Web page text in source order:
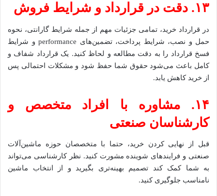
۱۳. دقت در قرارداد و شرایط فروش
در قرارداد خرید، تمامی جزئیات مهم از جمله شرایط گارانتی، نحوه
حمل و نصب، شرایط پرداخت، تضمین‌های performance و شرایط
فسخ قرارداد را به دقت مطالعه و لحاظ کنید. یک قرارداد شفاف و
کامل باعث می‌شود حقوق شما حفظ شود و مشکلات احتمالی پس
از خرید کاهش یابد.
۱۴. مشاوره با افراد متخصص و
کارشناسان صنعتی
قبل از نهایی کردن خرید، حتما با متخصصان حوزه ماشین‌آلات
صنعتی و فرایندهای شوینده مشورت کنید. نظر کارشناسی می‌تواند
به شما کمک کند تصمیم بهینه‌تری بگیرید و از انتخاب ماشین
نامناسب جلوگیری کنید.